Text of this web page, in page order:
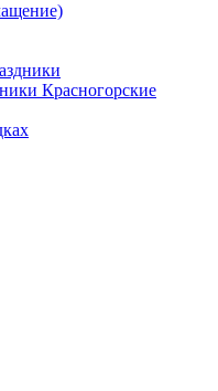
Красногорские